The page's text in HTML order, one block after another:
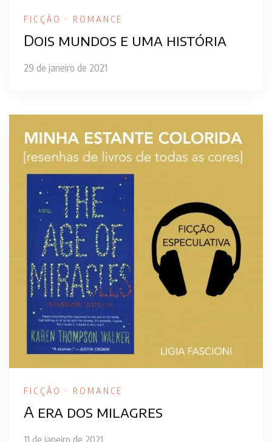
FICÇÃO ROMANCE
Dois mundos e uma história
29 de janeiro de 2021
FICÇÃO ROMANCE
A era dos milagres
11 de janeiro de 2021